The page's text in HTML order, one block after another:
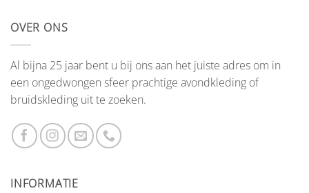
OVER ONS
Al bijna 25 jaar bent u bij ons aan het juiste adres om in
een ongedwongen sfeer prachtige avondkleding of
bruidskleding uit te zoeken.
INFORMATIE